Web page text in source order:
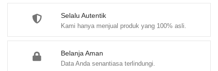
Selalu Autentik
Kami hanya menjual produk yang 100% asli.
Belanja Aman
Data Anda senantiasa terlindungi.